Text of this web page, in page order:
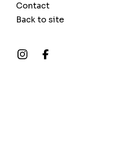
Contact
Back to site